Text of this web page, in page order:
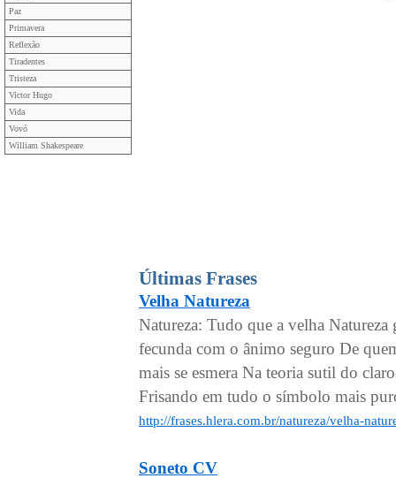
Paz
Primavera
Reflexão
Tiradentes
Tristeza
Victor Hugo
Vida
Vovó
William Shakespeare
Últimas Frases
Velha Natureza
Natureza: Tudo que a velha
fecunda com o ânimo seguro De
mais se esmera Na teoria sutil do
Frisando em tudo o símbolo mais
http://frases.hlera.com.br/natureza/velha-
Soneto CV